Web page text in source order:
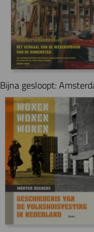
Bijna gesloopt: